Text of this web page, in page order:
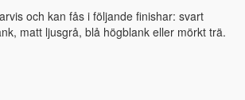
och kan fås i följande finishar: svart
matt ljusgrå, blå högblank eller mörkt trä.